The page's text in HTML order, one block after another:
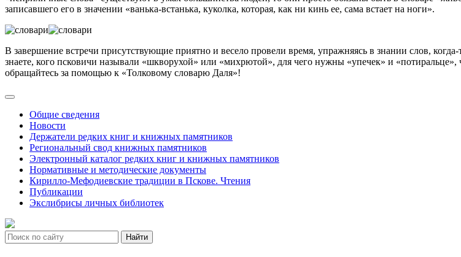
записавшего его в значении «ванька-встанька, куколка, которая, как ни кинь ее, сама встает на ноги».
В завершение встречи присутствующие приятно и весело провели время, упражняясь в знании слов,
знаете, кого псковичи называли «шкворухой» или «михрютой», для чего нужны «упечек» и «потиральце»,
обращайтесь за помощью к «Толковому словарю Даля»!
Общие сведения
Новости
Держатели редких книг и книжных памятников
Региональный свод книжных памятников
Электронный каталог редких книг и книжных памятников
Нормативные и методические документы
Кирилло-Мефодиевские традиции в Пскове. Чтения
Публикации
Экслибрисы личных библиотек
Найти